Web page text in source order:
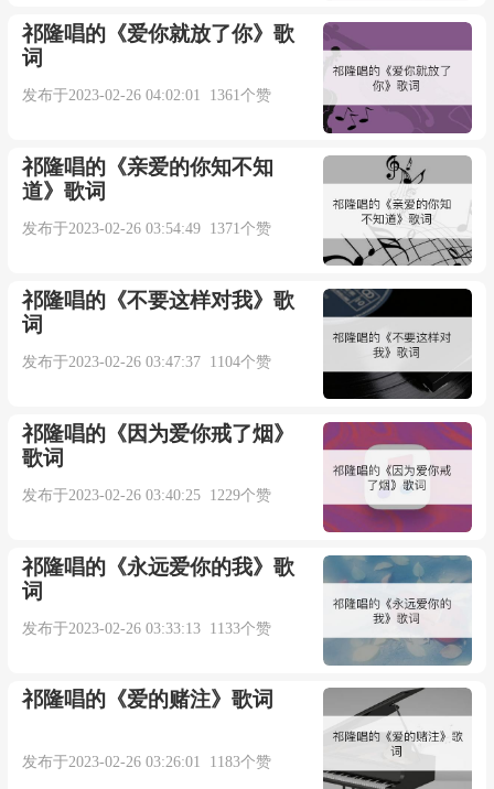
混音/母带：吉松浩
和声编写：郑亦辰
录音室：亦辰音乐工作室
所有爱过恨过伤过痛过
祁隆唱的《爱你就放了你》歌
词
发布于2023-02-26 04:02:01 1361个赞
祁隆唱的《亲爱的你知不知
道》歌词
发布于2023-02-26 03:54:49 1371个赞
祁隆唱的《不要这样对我》歌
词
发布于2023-02-26 03:47:37 1104个赞
祁隆唱的《因为爱你戒了烟》
歌词
发布于2023-02-26 03:40:25 1229个赞
祁隆唱的《永远爱你的我》歌
词
发布于2023-02-26 03:33:13 1133个赞
祁隆唱的《爱的赌注》歌词
发布于2023-02-26 03:26:01 1183个赞